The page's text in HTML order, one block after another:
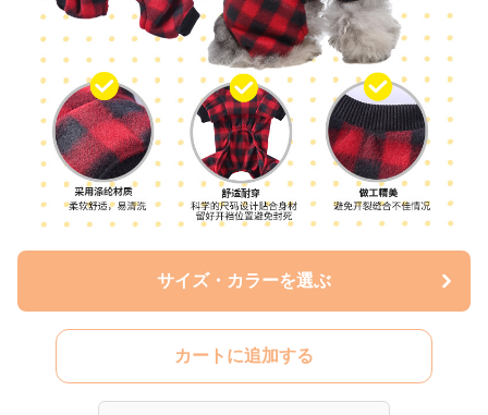
サイズ・カラーを選ぶ
カートに追加する